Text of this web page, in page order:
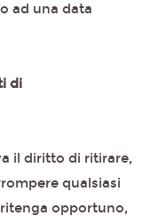
ad una data
di
il diritto di ritirare,
qualsiasi
opportuno,